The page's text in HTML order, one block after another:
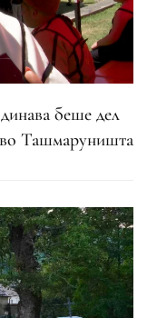
беше дел
Ташмаруништа